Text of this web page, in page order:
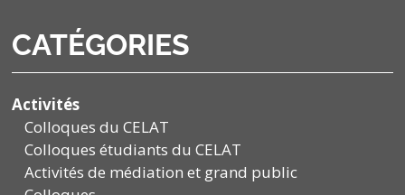
CATÉGORIES
Activités
Colloques du CELAT
Colloques étudiants du CELAT
Activités de médiation et grand public